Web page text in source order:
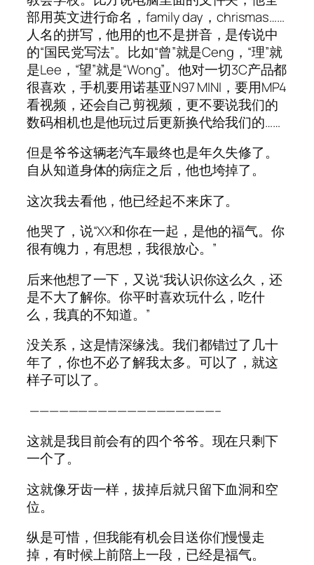
部用英文进行命名，family day，chrismas……
人名的拼写，他用的也不是拼音，是传说中
的“国民党写法”。比如“曾”就是Ceng，“理”就
是Lee，“望”就是“Wong”。他对一切3C产品都
很喜欢，手机要用诺基亚N97 MINI，要用MP4
看视频，还会自己剪视频，更不要说我们的
数码相机也是他玩过后更新换代给我们的……
但是爷爷这辆老汽车最终也是年久失修了。
自从知道身体的病症之后，他也垮掉了。
这次我去看他，他已经起不来床了。
他哭了，说“XX和你在一起，是他的福气。你
很有魄力，有思想，我很放心。”
后来他想了一下，又说“我认识你这么久，还
是不大了解你。你平时喜欢玩什么，吃什
么，我真的不知道。”
没关系，这是情深缘浅。我们都错过了几十
年了，你也不必了解我太多。可以了，就这
样子可以了。
———————————————————–
这就是我目前会有的四个爷爷。现在只剩下
一个了。
这就像牙齿一样，拔掉后就只留下血洞和空
位。
纵是可惜，但我能有机会目送你们慢慢走
掉，有时候上前陪上一段，已经是福气。